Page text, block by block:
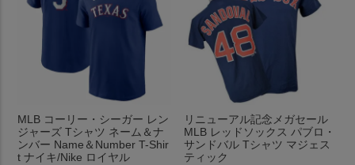
MLB コーリー・シーガー レン
ジャーズ Tシャツ ネーム＆ナ
ンバー Name＆Number T-Shir
t ナイキ/Nike ロイヤル
リニューアル記念メガセール
MLB レッドソックス パブロ・
サンドバル Tシャツ マジェス
ティック